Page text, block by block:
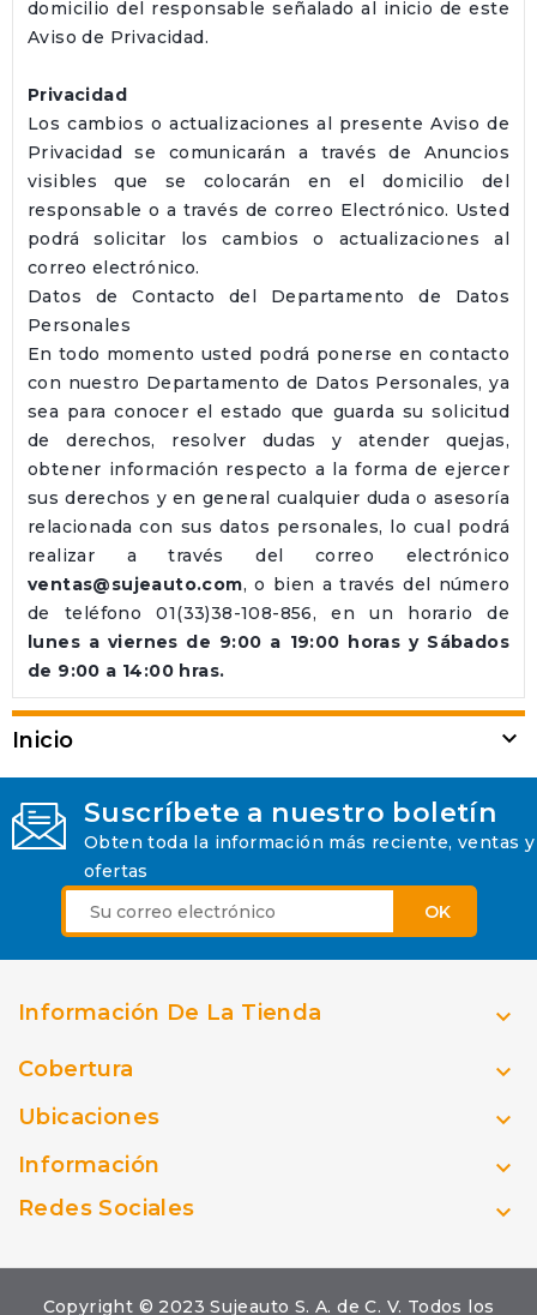
domicilio del responsable señalado al inicio de este
Aviso de Privacidad.
Privacidad
Los cambios o actualizaciones al presente Aviso de
Privacidad se comunicarán a través de Anuncios
visibles que se colocarán en el domicilio del
responsable o a través de correo Electrónico. Usted
podrá solicitar los cambios o actualizaciones al
correo electrónico.
Datos de Contacto del Departamento de Datos
Personales
En todo momento usted podrá ponerse en contacto
con nuestro Departamento de Datos Personales, ya
sea para conocer el estado que guarda su solicitud
de derechos, resolver dudas y atender quejas,
obtener información respecto a la forma de ejercer
sus derechos y en general cualquier duda o asesoría
relacionada con sus datos personales, lo cual podrá
realizar a través del correo electrónico
ventas@sujeauto.com, o bien a través del número
de teléfono 01(33)38-108-856, en un horario de
lunes a viernes de 9:00 a 19:00 horas y Sábados
de 9:00 a 14:00 hras.
Inicio 
Suscríbete a nuestro boletín
Obten toda la información más reciente, ventas y
ofertas
Información De La Tienda 
Cobertura 
Ubicaciones 
Información 
Redes Sociales 
Copyright © 2023 Sujeauto S. A. de C. V. Todos los